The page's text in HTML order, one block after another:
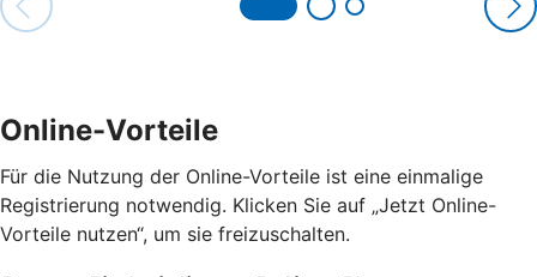
Online-Vorteile
Für die Nutzung der Online-Vorteile ist eine einmalige
Registrierung notwendig. Klicken Sie auf „Jetzt Online-
Vorteile nutzen“, um sie freizuschalten.